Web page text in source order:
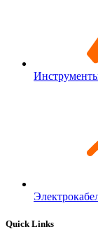
Quick Links